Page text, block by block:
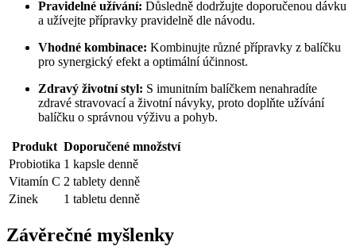
Pravidelné užívání: Důsledně dodržujte doporučenou dávku
a užívejte​ přípravky pravidelně dle návodu.
Vhodné‍ kombinace: Kombinujte různé přípravky z balíčku
pro synergický⁢ efekt a optimální účinnost.
Zdravý životní styl: S ​imunitním balíčkem nenahradíte
zdravé stravovací a životní návyky, proto ‍doplňte ⁢užívání
balíčku‍ o správnou výživu a pohyb.
Produkt Doporučené množství
Probiotika 1 kapsle⁣ denně
Vitamín C 2 tablety denně
Zinek
1 tabletu⁤ denně
Závěrečné myšlenky